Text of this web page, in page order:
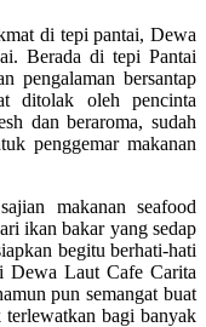
di tepi pantai, Dewa
Berada di tepi Pantai
pengalaman bersantap
ditolak oleh pencinta
dan beraroma, sudah
penggemar makanan
makanan seafood
ikan bakar yang sedap
begitu berhati-hati
Dewa Laut Cafe Carita
pun semangat buat
bagi banyak